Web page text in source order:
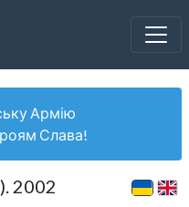
Армію
Слава!
2002